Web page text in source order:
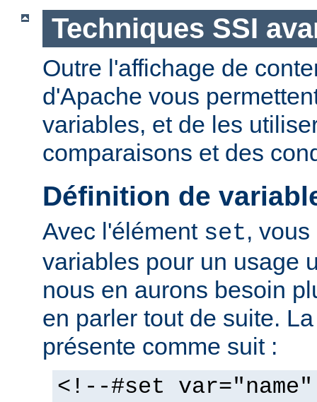
Techniques SSI
Outre l'affichage de
d'Apache vous
variables, et de les
comparaisons et des
Définition de
Avec l'élément set,
variables pour un usage
nous en aurons besoin
en parler tout de suite.
présente comme suit :
<!--#set